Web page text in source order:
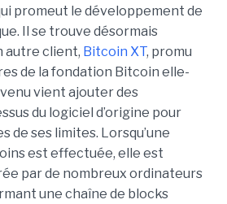
promeut le développement de
Il se trouve désormais
autre client, Bitcoin XT, promu
de la fondation Bitcoin elle-
vient ajouter des
du logiciel d’origine pour
de ses limites. Lorsqu’une
est effectuée, elle est
par de nombreux ordinateurs
une chaîne de blocks